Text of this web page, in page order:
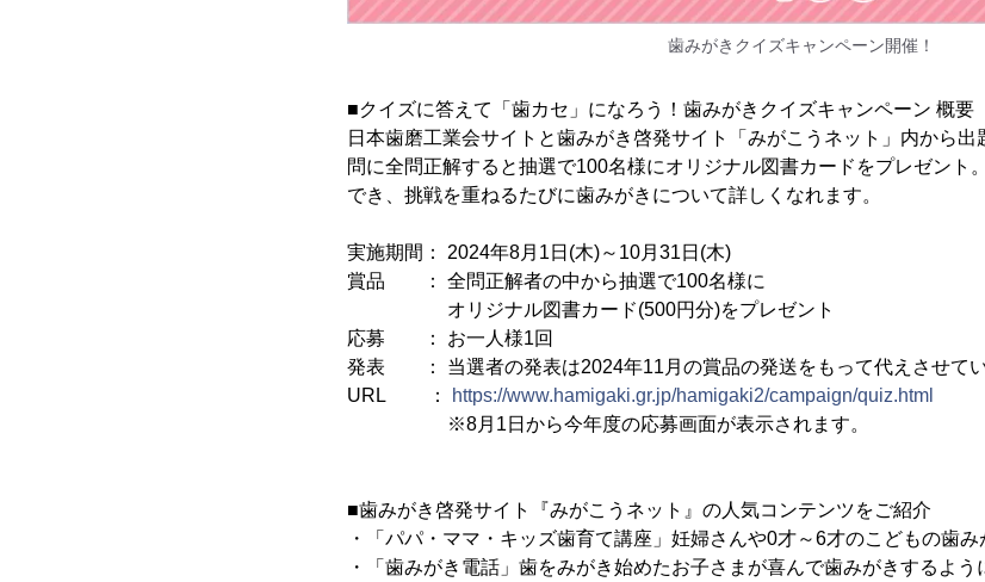
歯みがきクイズキャンペーン開催！
■クイズに答えて「歯カセ」になろう！歯みがきクイズキャンペーン 概要
日本歯磨工業会サイトと歯みがき啓発サイト「みがこうネット」内から
問に全問正解すると抽選で100名様にオリジナル図書カードをプレゼント
でき、挑戦を重ねるたびに歯みがきについて詳しくなれます。
実施期間： 2024年8月1日(木)～10月31日(木)
賞品 ： 全問正解者の中から抽選で100名様に
オリジナル図書カード(500円分)をプレゼント
応募 ： お一人様1回
発表 ： 当選者の発表は2024年11月の賞品の発送をもって代えさせてい
URL ：
https://www.hamigaki.gr.jp/hamigaki2/campaign/quiz.html
※8月1日から今年度の応募画面が表示されます。
■歯みがき啓発サイト『みがこうネット』の人気コンテンツをご紹介
・「パパ・ママ・キッズ歯育て講座」妊婦さんや0才～6才のこどもの歯
・「歯みがき電話」歯をみがき始めたお子さまが喜んで歯みがきするよう